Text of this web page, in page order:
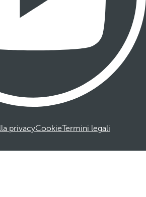
privacyCookieTermini legali